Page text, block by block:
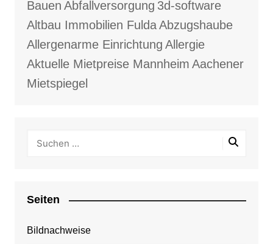
Bauen Abfallversorgung 3d-software
Altbau Immobilien FuldaAbzugshaube
Allergenarme Einrichtung Allergie
Aktuelle Mietpreise Mannheim Aachener
Mietspiegel
Seiten
Bildnachweise